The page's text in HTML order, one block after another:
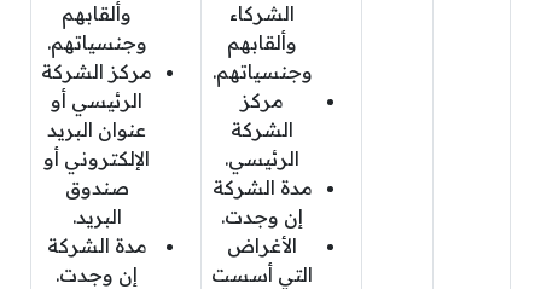
الشركاء
وألقابهم
وجنسياتهم.
مركز
الشركة
الرئيسي.
مدة الشركة
إن وجدت.
الأغراض
التي أسست
وألقابهم
وجنسياتهم.
مركز الشركة
الرئيسي أو
عنوان البريد
الإلكتروني أو
صندوق
البريد.
مدة الشركة
إن وجدت.